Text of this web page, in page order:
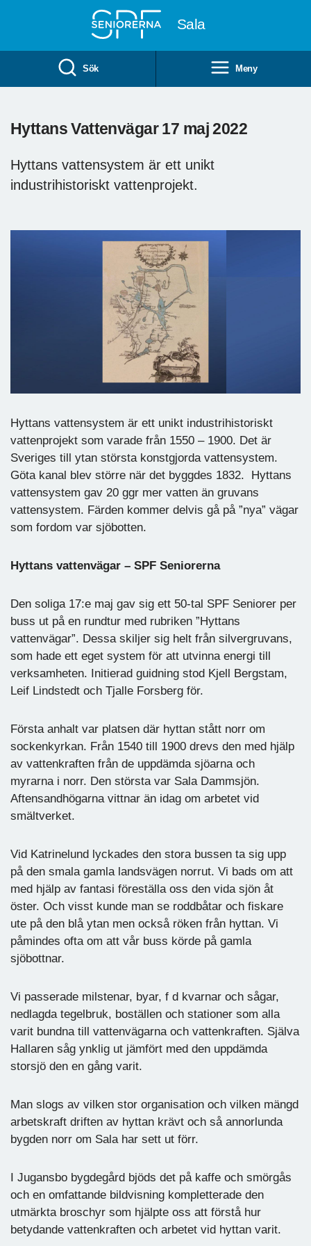
Sala
Sök Meny
Hyttans Vattenvägar 17 maj 2022
Hyttans vattensystem är ett unikt
industrihistoriskt vattenprojekt.
Hyttans vattensystem är ett unikt industrihistoriskt
vattenprojekt som varade från 1550 – 1900. Det är
Sveriges till ytan största konstgjorda vattensystem.
Göta kanal blev större när det byggdes 1832. Hyttans
vattensystem gav 20 ggr mer vatten än gruvans
vattensystem. Färden kommer delvis gå på ”nya” vägar
som fordom var sjöbotten.
Hyttans vattenvägar – SPF Seniorerna
Den soliga 17:e maj gav sig ett 50-tal SPF Seniorer per
buss ut på en rundtur med rubriken ”Hyttans
vattenvägar”. Dessa skiljer sig helt från silvergruvans,
som hade ett eget system för att utvinna energi till
verksamheten. Initierad guidning stod Kjell Bergstam,
Leif Lindstedt och Tjalle Forsberg för.
Första anhalt var platsen där hyttan stått norr om
sockenkyrkan. Från 1540 till 1900 drevs den med hjälp
av vattenkraften från de uppdämda sjöarna och
myrarna i norr. Den största var Sala Dammsjön.
Aftensandhögarna vittnar än idag om arbetet vid
smältverket.
Vid Katrinelund lyckades den stora bussen ta sig upp
på den smala gamla landsvägen norrut. Vi bads om att
med hjälp av fantasi föreställa oss den vida sjön åt
öster. Och visst kunde man se roddbåtar och fiskare
ute på den blå ytan men också röken från hyttan. Vi
påmindes ofta om att vår buss körde på gamla
sjöbottnar.
Vi passerade milstenar, byar, f d kvarnar och sågar,
nedlagda tegelbruk, boställen och stationer som alla
varit bundna till vattenvägarna och vattenkraften. Själva
Hallaren såg ynklig ut jämfört med den uppdämda
storsjö den en gång varit.
Man slogs av vilken stor organisation och vilken mängd
arbetskraft driften av hyttan krävt och så annorlunda
bygden norr om Sala har sett ut förr.
I Jugansbo bygdegård bjöds det på kaffe och smörgås
och en omfattande bildvisning kompletterade den
utmärkta broschyr som hjälpte oss att förstå hur
betydande vattenkraften och arbetet vid hyttan varit.